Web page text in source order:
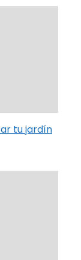
tu jardín